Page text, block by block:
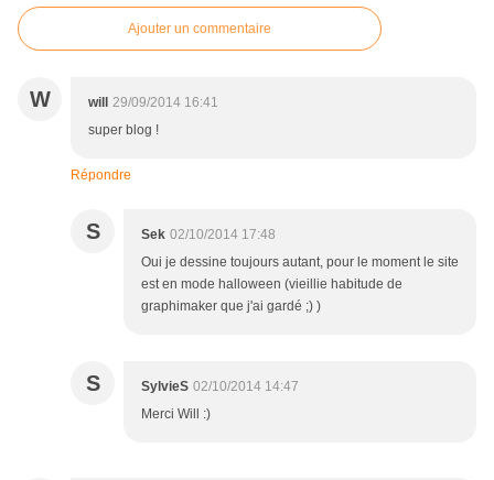
Ajouter un commentaire
W will
29/09/2014 16:41
super blog !
Répondre
S Sek 02/10/2014 17:48
Oui je dessine toujours autant, pour le moment le site
est en mode halloween (vieillie habitude de
graphimaker que j'ai gardé ;) )
S SylvieS 02/10/2014 14:47
Merci Will :)